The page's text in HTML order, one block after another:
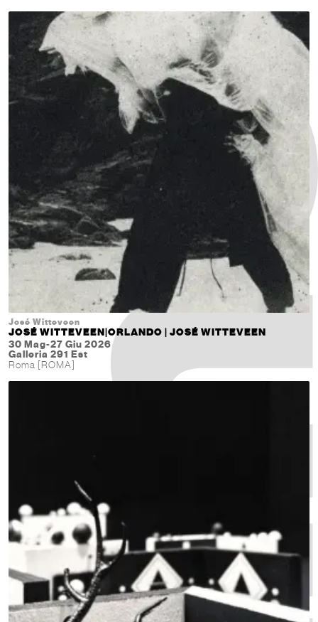
José Witteveen
JOSÉ WITTEVEEN|ORLANDO | JOSÉ WITTEVEEN
30 Mag-27 Giu 2026
Galleria 291 Est
Roma [ROMA]